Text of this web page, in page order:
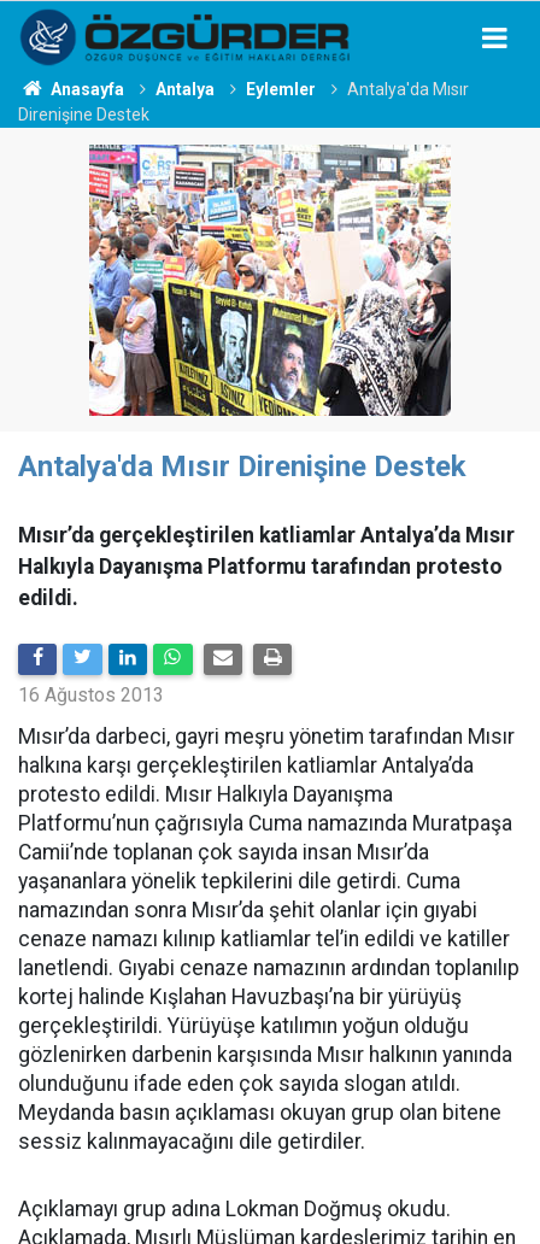
Anasayfa Antalya Eylemler
Antalya'da Mısır
Direnişine Destek
Antalya'da Mısır Direnişine Destek
Mısır’da gerçekleştirilen katliamlar Antalya’da Mısır
Halkıyla Dayanışma Platformu tarafından protesto
edildi.
16 Ağustos 2013
Mısır’da darbeci, gayri meşru yönetim tarafından Mısır
halkına karşı gerçekleştirilen katliamlar Antalya’da
protesto edildi. Mısır Halkıyla Dayanışma
Platformu’nun çağrısıyla Cuma namazında Muratpaşa
Camii’nde toplanan çok sayıda insan Mısır’da
yaşananlara yönelik tepkilerini dile getirdi. Cuma
namazından sonra Mısır’da şehit olanlar için gıyabi
cenaze namazı kılınıp katliamlar tel’in edildi ve katiller
lanetlendi. Gıyabi cenaze namazının ardından toplanılıp
kortej halinde Kışlahan Havuzbaşı’na bir yürüyüş
gerçekleştirildi. Yürüyüşe katılımın yoğun olduğu
gözlenirken darbenin karşısında Mısır halkının yanında
olunduğunu ifade eden çok sayıda slogan atıldı.
Meydanda basın açıklaması okuyan grup olan bitene
sessiz kalınmayacağını dile getirdiler.
Açıklamayı grup adına Lokman Doğmuş okudu.
Açıklamada, Mısırlı Müslüman kardeşlerimiz tarihin en